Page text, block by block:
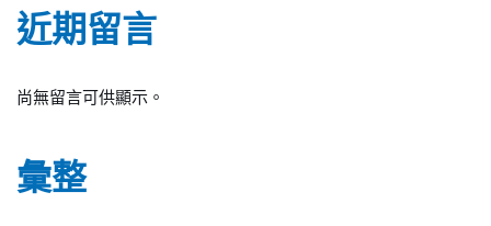
近期留言
尚無留言可供顯示。
彙整